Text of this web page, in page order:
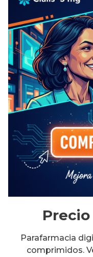
Precio
Parafarmacia
comprimidos.